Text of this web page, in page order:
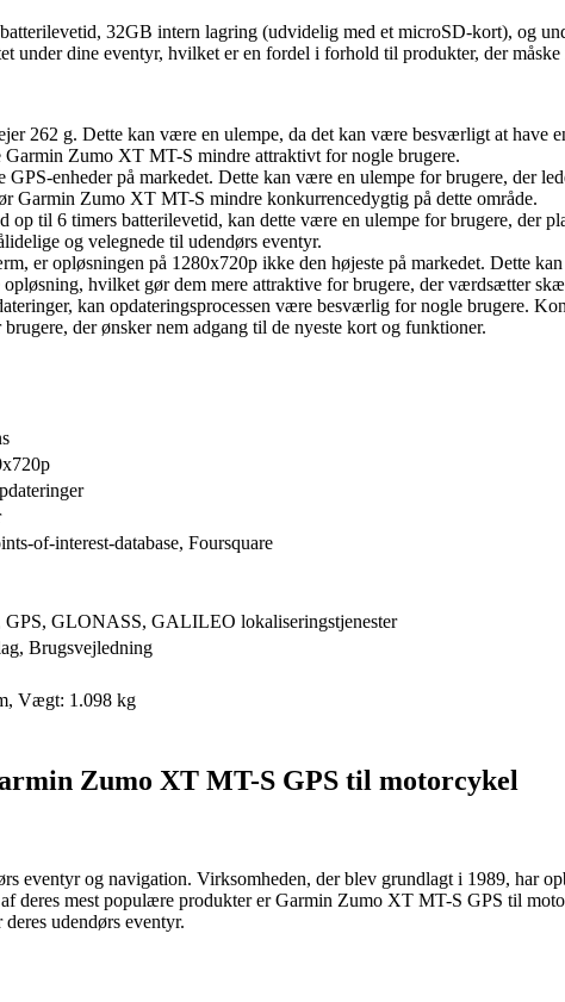
32GB intern lagring (udvidelig med et microSD-kort), og
dine eventyr, hvilket er en fordel i forhold til produkter, der måske
262 g. Dette kan være en ulempe, da det kan være besværligt at have
Garmin Zumo XT MT-S mindre attraktivt for nogle brugere.
enheder på markedet. Dette kan være en ulempe for brugere, der
Garmin Zumo XT MT-S mindre konkurrencedygtig på dette område.
til 6 timers batterilevetid, kan dette være en ulempe for brugere, der
og velegnede til udendørs eventyr.
er opløsningen på 1280x720p ikke den højeste på markedet. Dette
hvilket gør dem mere attraktive for brugere, der værdsætter
kan opdateringsprocessen være besværlig for nogle brugere.
der ønsker nem adgang til de nyeste kort og funktioner.
of-interest-database, Foursquare
GLONASS, GALILEO lokaliseringstjenester
Brugsvejledning
Vægt: 1.098 kg
Zumo XT MT-S GPS til motorcykel
eventyr og navigation. Virksomheden, der blev grundlagt i 1989, har
deres mest populære produkter er Garmin Zumo XT MT-S GPS til
udendørs eventyr.